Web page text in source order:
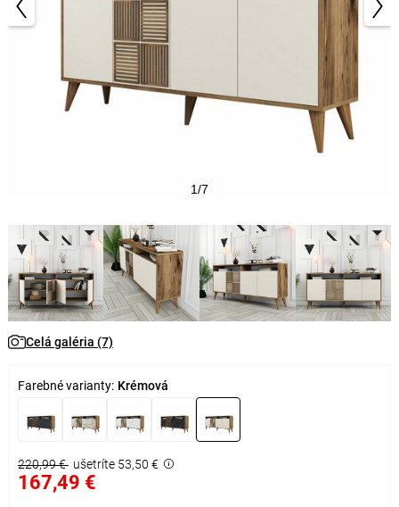
1/7
Celá galéria (7)
Farebné varianty: Krémová
220,99 € ušetríte 53,50 €
167,49 €